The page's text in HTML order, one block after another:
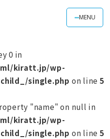
MENU
0 in
kiratt.jp/wp-
single.php on line 5
"name" on null in
kiratt.jp/wp-
single.php on line 5